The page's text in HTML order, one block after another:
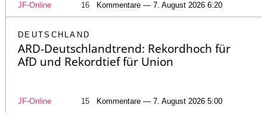
JF-Online 16 Kommentare — 7. August 2026 6:20
DEUTSCHLAND
ARD-Deutschlandtrend: Rekordhoch für
AfD und Rekordtief für Union
JF-Online 15 Kommentare — 7. August 2026 5:00